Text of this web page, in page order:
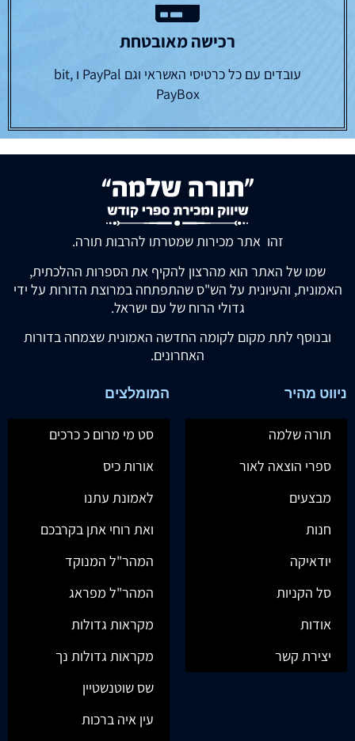
רכישה מאובטחת
עובדים עם כל כרטיסי האשראי וגם PayPal ו bit,
PayBox
זהו אתר מכירות שמטרתו להרבות תורה.
שמו של האתר הוא מהרצון להקיף את הספרות ההלכתית,
האמונית, והעיונית על הש"ס שהתפתחה במרוצת הדורות על ידי
גדולי הרוח של עם ישראל.
ובנוסף לתת מקום לקומה החדשה האמונית שצמחה בדורות
האחרונים.
ניווט מהיר
תורה שלמה
ספרי הוצאה לאור
מבצעים
חנות
יודאיקה
סל הקניות
אודות
יצירת קשר
המומלצים
סט מי מרום כ כרכים
אורות כיס
לאמונת עתנו
ואת רוחי אתן בקרבכם
המהר"ל המנוקד
המהר"ל מפראג
מקראות גדולות
מקראות גדולות נך
שס שוטנשטיין
עין איה ברכות